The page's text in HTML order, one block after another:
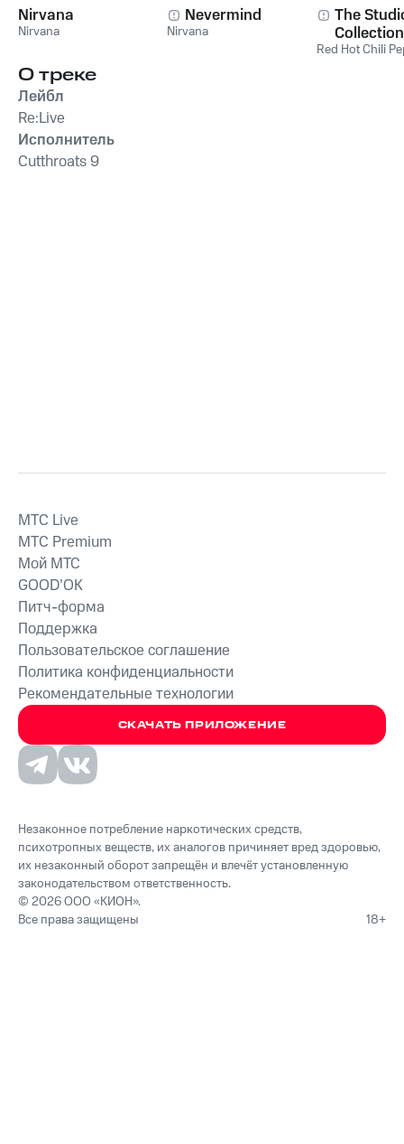
Nirvana
Nirvana
Nevermind
Nirvana
The
Collection
Red Hot Chili
О треке
Лейбл
Re:Live
Исполнитель
Cutthroats 9
СКАЧАТЬ ПРИЛОЖЕНИЕ
MTС Live
MTС Premium
Мой МТС
GOOD’OK
Питч-форма
Поддержка
Пользовательское соглашение
Политика конфиденциальности
Рекомендательные технологии
Незаконное потребление наркотических средств,
психотропных веществ, их аналогов причиняет вред здоровью,
их незаконный оборот запрещён и влечёт установленную
законодательством ответственность.
© 2026 ООО «КИОН».
Все права защищены
18+